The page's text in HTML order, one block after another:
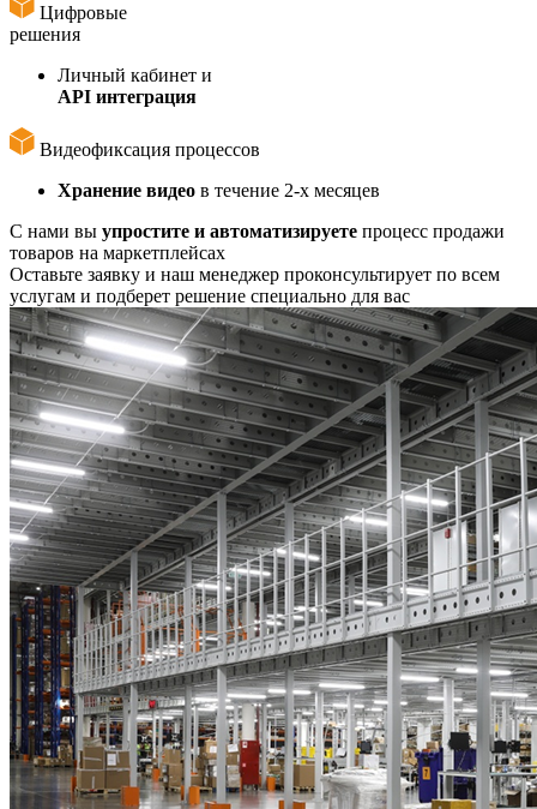
Цифровые
решения
Личный кабинет и
API интеграция
Видеофиксация процессов
Хранение видео в течение 2-х месяцев
С нами вы упростите и автоматизируете процесс продажи
товаров на маркетплейсах
Оставьте заявку и наш менеджер проконсультирует по всем
услугам и подберет решение специально для вас